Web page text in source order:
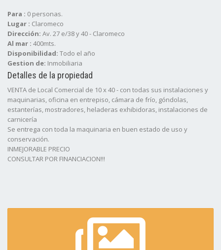
Para : 0 personas.
Lugar : Claromeco
Dirección: Av. 27 e/38 y 40 - Claromeco
Al mar : 400mts.
Disponibilidad: Todo el año
Gestion de: Inmobiliaria
Detalles de la propiedad
VENTA de Local Comercial de 10 x 40 - con todas sus instalaciones y
maquinarias, oficina en entrepiso, cámara de frío, góndolas,
estanterías, mostradores, heladeras exhibidoras, instalaciones de
carnicería
Se entrega con toda la maquinaria en buen estado de uso y
conservación.
INMEJORABLE PRECIO
CONSULTAR POR FINANCIACION!!!